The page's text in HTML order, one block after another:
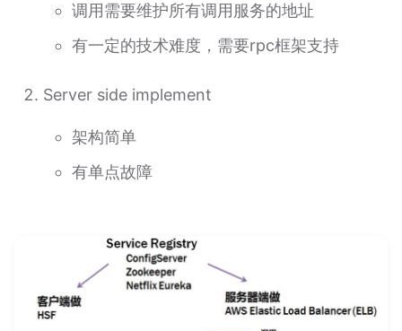
调用需要维护所有调用服务的地址
有一定的技术难度，需要rpc框架支持
Server side implement
架构简单
有单点故障